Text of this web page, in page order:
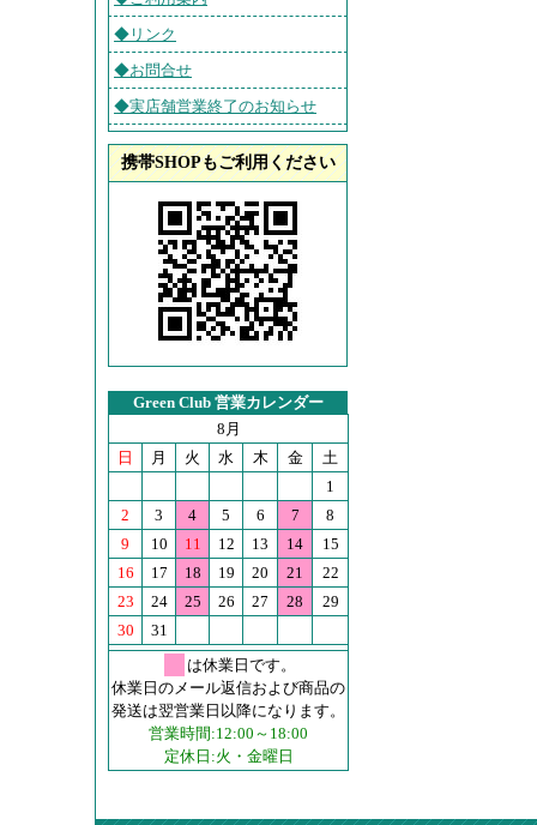
◆リンク
◆お問合せ
◆実店舗営業終了のお知らせ
携帯SHOPもご利用ください
Green Club 営業カレンダー
8月
日
月 火 水 木 金
土
1
2
3 4 5 6 7
8
9
10 11 12 13 14
15
16
17 18 19 20 21
22
23
24 25 26 27 28
29
30
31
は休業日です。
休業日のメール返信および商品の
発送は翌営業日以降になります。
営業時間:12:00～18:00
定休日:火・金曜日